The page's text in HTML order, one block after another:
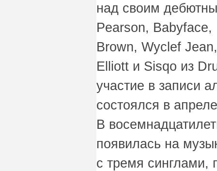
над своим
Pearson,
Brown, Wyclef
Elliott и Sisqo из
участие в записи
состоялся в
В
появилась на
с тремя